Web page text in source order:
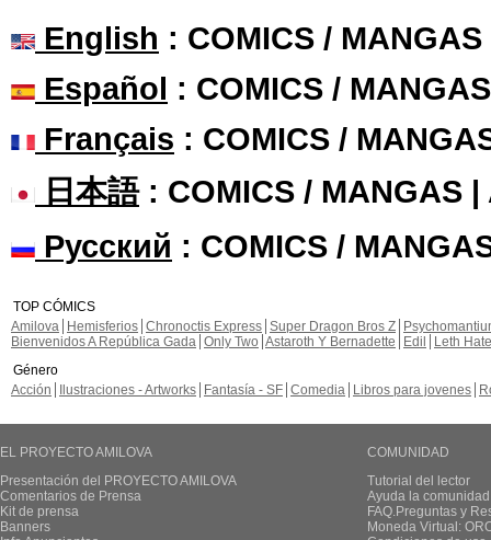
English : COMICS /
Español : COMICS /
Français : COMICS /
日本語: COMICS / MANGAS |
Русский : COMICS /
TOP CÓMICS
Amilova
Hemisferios Chronoctis Express Super Dragon Bros Z
Bienvenidos A República Gada Only Two Astaroth Y Bernadette Edil
Leth Hate
Género
Acción
Ilustraciones - Artworks Fantasía - SF Comedia Libros para jovenes
EL PROYECTO AMILOVA
Presentación del PROYECTO AMILOVA
Comentarios de Prensa
Kit de prensa
Banners
COMUNIDAD
Tutorial del lector
Ayuda la
FAQ.Preguntas y
Moneda Virtual: